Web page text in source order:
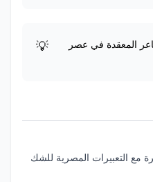
المعقدة في عصر
مع التعبيرات المصرية للشك